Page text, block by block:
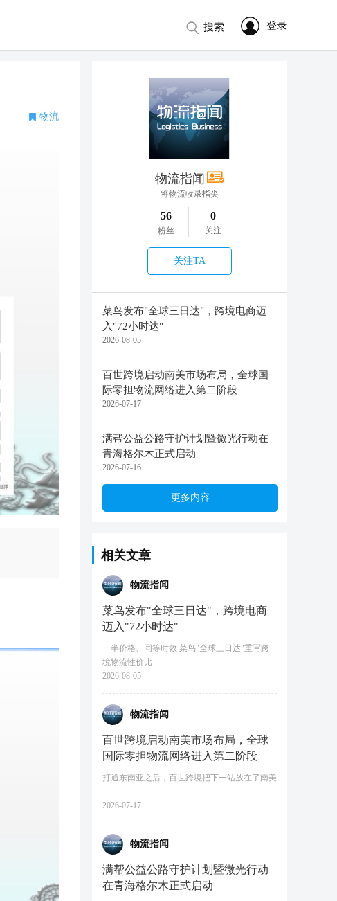
登录
搜索
物流指闻
将物流收录指尖
56
粉丝
0
关注
关注TA
菜鸟发布"全球三日达"，跨境电商迈
入"72小时达"
2026-08-05
百世跨境启动南美市场布局，全球国
际零担物流网络进入第二阶段
2026-07-17
满帮公益公路守护计划暨微光行动在
青海格尔木正式启动
2026-07-16
更多内容
相关文章
物流指闻
菜鸟发布"全球三日达"，跨境电商
迈入"72小时达"
一半价格、同等时效 菜鸟"全球三日达"重写跨
境物流性价比
2026-08-05
物流指闻
百世跨境启动南美市场布局，全球
国际零担物流网络进入第二阶段
打通东南亚之后，百世跨境把下一站放在了南美
2026-07-17
物流指闻
满帮公益公路守护计划暨微光行动
在青海格尔木正式启动
物流